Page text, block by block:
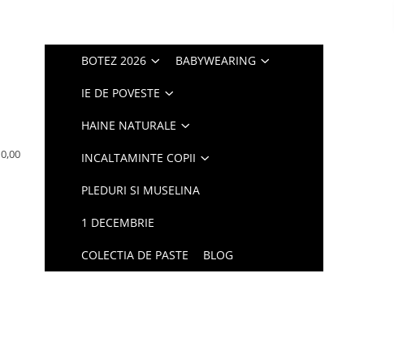
0,00
BOTEZ 2026 BABYWEARING
IE DE POVESTE
HAINE NATURALE
INCALTAMINTE COPII
PLEDURI SI MUSELINA
1 DECEMBRIE
COLECTIA DE PASTE BLOG